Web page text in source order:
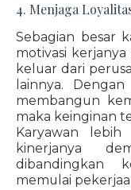
4. Menjaga
Sebagian besar
motivasi
keluar dari
lainnya.
membangun
maka keinginan
Karyawan
kinerjanya
dibandingkan
memulai